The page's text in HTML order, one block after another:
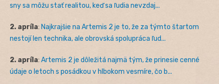
sny sa môžu stať realitou, keď sa ľudia nevzdaj...
2. apríla: Najkrajšie na Artemis 2 je to, že za týmto štartom
nestojí len technika, ale obrovská spolupráca ľud...
2. apríla: Artemis 2 je dôležitá najmä tým, že prinesie cenné
údaje o letoch s posádkou v hlbokom vesmíre, čo b...